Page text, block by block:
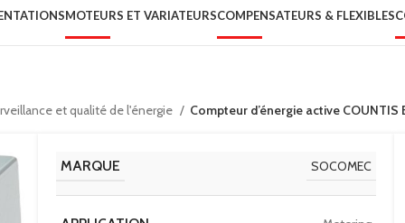
MOTEURS ET VARIATEURSCOMPENSATEURS & FLEXIBLES
et qualité de l'énergie Compteur d’énergie active
MARQUE SOCOMEC